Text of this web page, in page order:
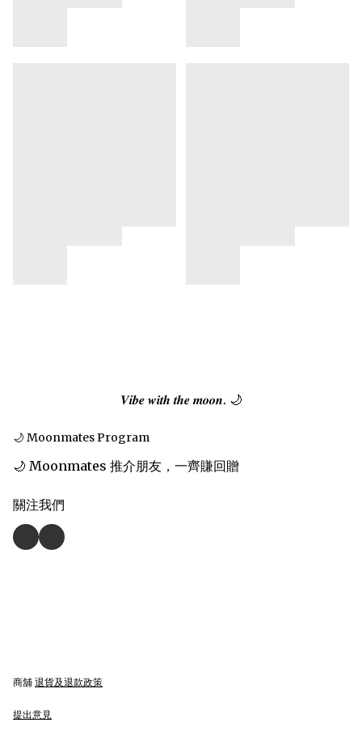
𝑽𝒊𝒃𝒆 𝒘𝒊𝒕𝒉 𝒕𝒉𝒆 𝒎𝒐𝒐𝒏. 🌙
🌙 Moonmates Program
🌙 Moonmates 推介朋友，一齊賺回贈
關注我們
商舖 退貨及退款政策
提出意見